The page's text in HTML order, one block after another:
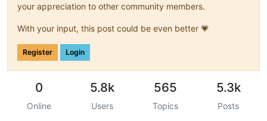
your appreciation to other community members.
With your input, this post could be even better 💗
Register Login
0
Online
5.8k
Users
565
Topics
5.3k
Posts